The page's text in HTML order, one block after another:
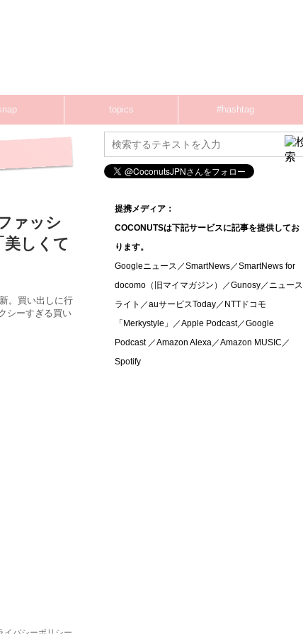
topics #hashtag
ァッシ
美しくて
。買い出しに行
シーすぎる買い
提携メディア：
COCONUTSは下記サービスに記事を提供してお
ります。
Googleニュース／SmartNews／SmartNews for
docomo（旧マイマガジン）／Gunosy／ニュース
ライト／auサービスToday／NTTドコモ
「Merkystyle」／Apple Podcast／Google
Podcast ／Amazon Alexa／Amazon MUSIC／
Spotify